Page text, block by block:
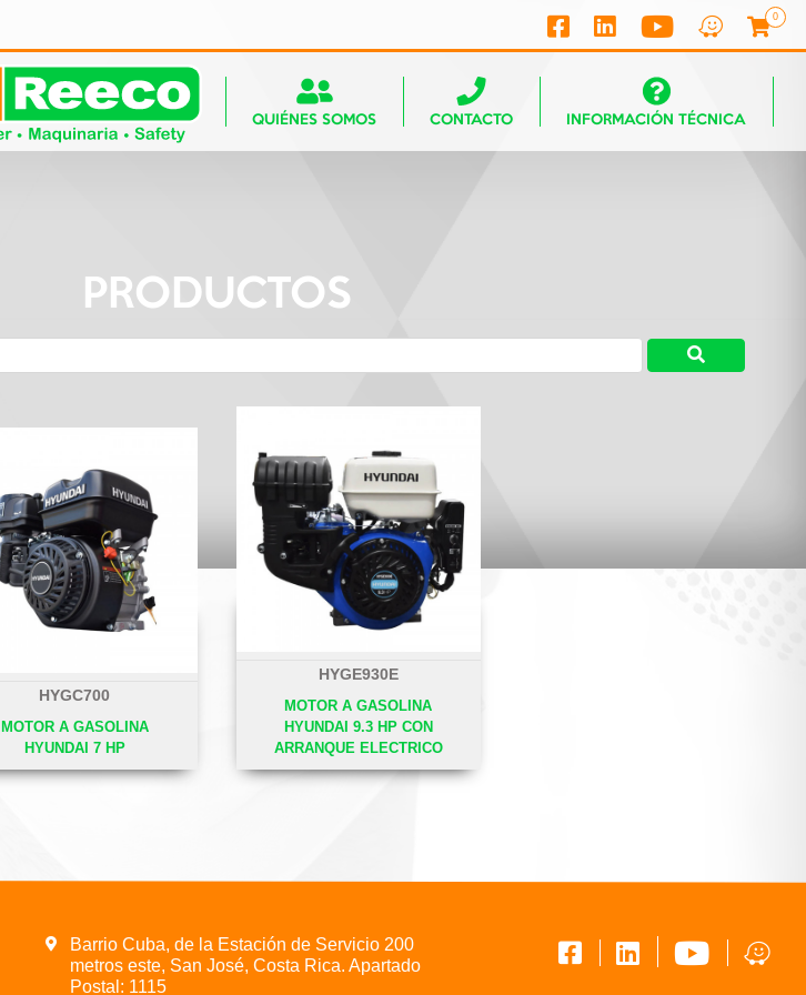
0
QUIÉNES SOMOS CONTACTO INFORMACIÓN TÉCNICA
PRODUCTOS
HYGC700
MOTOR A GASOLINA
HYUNDAI 7 HP
HYGE930E
MOTOR A GASOLINA
HYUNDAI 9.3 HP CON
ARRANQUE ELECTRICO
Barrio Cuba, de la Estación de Servicio 200
metros este, San José, Costa Rica. Apartado
Postal: 1115